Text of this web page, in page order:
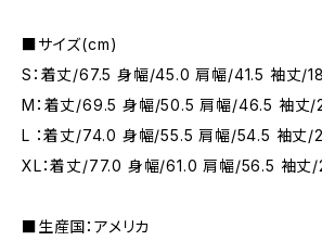
■サイズ(cm)
S：着丈/67.5 身幅/45.0 肩幅/41.5 袖丈/
M：着丈/69.5 身幅/50.5 肩幅/46.5 袖丈/
L ：着丈/74.0 身幅/55.5 肩幅/54.5 袖丈/
XL：着丈/77.0 身幅/61.0 肩幅/56.5 袖丈/
■生産国：アメリカ